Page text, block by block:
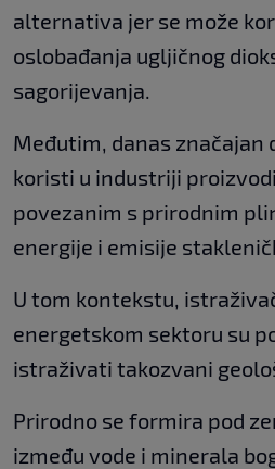
alternativa jer se može
oslobađanja ugljičnog
sagorijevanja.
Međutim, danas značajan
koristi u industriji
povezanim s prirodnim
energije i emisije
U tom kontekstu,
energetskom sektoru su
istraživati ​​takozvani
Prirodno se formira pod
između vode i minerala